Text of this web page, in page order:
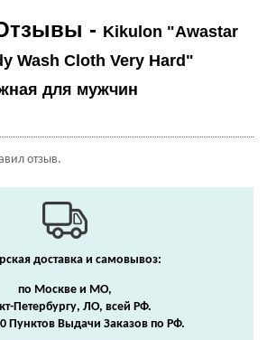
- Kikulon "Awastar
Wash Cloth Very Hard"
для мужчин
отзыв.
доставка и самовывоз:
по Москве и МО,
Петербургу, ЛО, всей РФ.
Пунктов Выдачи Заказов по РФ.